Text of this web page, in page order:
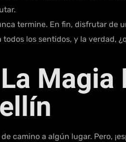
termine. En fin, disfrutar de
los sentidos, y la verdad,
Magia
camino a algún lugar. Pero,